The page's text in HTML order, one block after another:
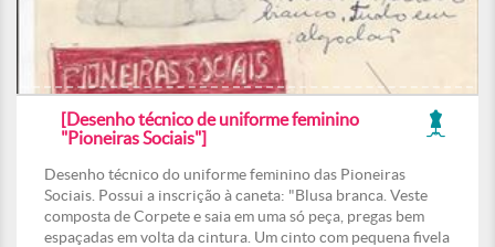
[Desenho técnico de uniforme feminino
"Pioneiras Sociais"]
Desenho técnico do uniforme feminino das Pioneiras
Sociais. Possui a inscrição à caneta: "Blusa branca. Veste
composta de Corpete e saia em uma só peça, pregas bem
espaçadas em volta da cintura. Um cinto com pequena fivela